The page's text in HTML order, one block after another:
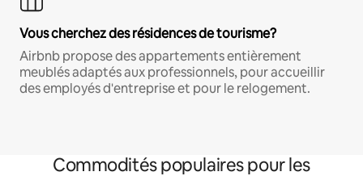
Vous cherchez des résidences de tourisme?
Airbnb propose des appartements entièrement
meublés adaptés aux professionnels, pour accueillir
des employés d'entreprise et pour le relogement.
Commodités populaires pour les